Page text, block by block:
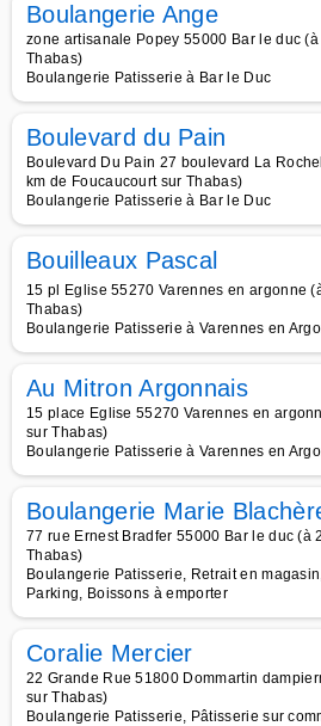
Boulangerie Ange
zone artisanale Popey 55000 Bar le duc
Thabas)
Boulangerie Patisserie à Bar le Duc
Boulevard du Pain
Boulevard Du Pain 27 boulevard La
km de Foucaucourt sur Thabas)
Boulangerie Patisserie à Bar le Duc
Bouilleaux Pascal
15 pl Eglise 55270 Varennes en argonne
Thabas)
Boulangerie Patisserie à Varennes en
Au Mitron Argonnais
15 place Eglise 55270 Varennes en
sur Thabas)
Boulangerie Patisserie à Varennes en
Boulangerie Marie
77 rue Ernest Bradfer 55000 Bar le duc (à
Thabas)
Boulangerie Patisserie, Retrait en
Parking, Boissons à emporter
Coralie Mercier
22 Grande Rue 51800 Dommartin
sur Thabas)
Boulangerie Patisserie, Pâtisserie sur